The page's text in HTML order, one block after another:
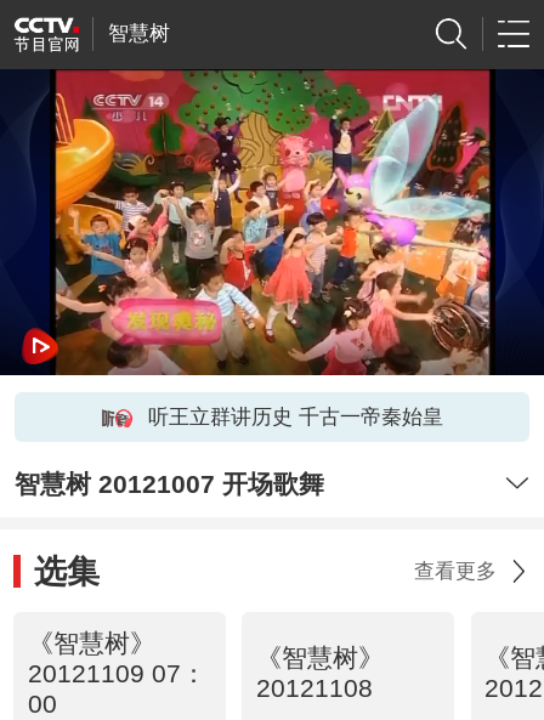
智慧树
听王立群讲历史 千古一帝秦始皇
智慧树 20121007 开场歌舞
选集 查看更多
《智慧树》
20121109 07：
00
《智慧树》
20121108
《